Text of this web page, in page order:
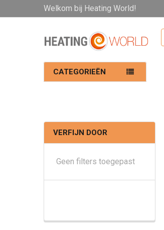
Welkom bij Heating World!
CATEGORIEËN
VERFIJN DOOR
Geen filters toegepast